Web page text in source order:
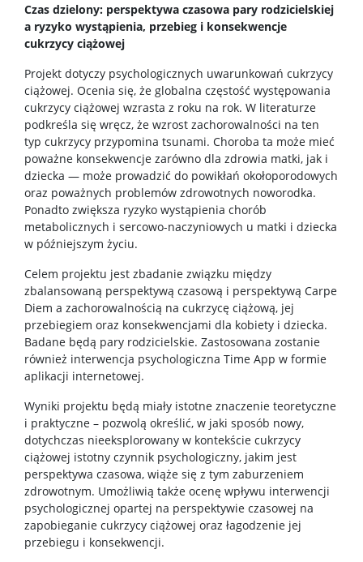
Tutoring dla studentów w spektrum autyzmu
Samorząd studencki i koła naukowe
Psychologiczne Dni Karier 2026
DLA DOKTORANTÓW
Biblioteka
Studia doktorskie w “starym trybie”
Kształcenie doktorantów w “nowym trybie”
DLA PRACOWNIKÓW
NAUKA NA WYDZIALE
Najnowsze publikacje
Czas dzielony: perspektywa czasowa pary rodzicielskiej
a ryzyko wystąpienia, przebieg i konsekwencje
cukrzycy ciążowej
Projekt dotyczy psychologicznych uwarunkowań cukrzycy
ciążowej. Ocenia się, że globalna częstość występowania
cukrzycy ciążowej wzrasta z roku na rok. W literaturze
podkreśla się wręcz, że wzrost zachorowalności na ten
typ cukrzycy przypomina tsunami. Choroba ta może mieć
poważne konsekwencje zarówno dla zdrowia matki, jak i
dziecka — może prowadzić do powikłań okołoporodowych
oraz poważnych problemów zdrowotnych noworodka.
Ponadto zwiększa ryzyko wystąpienia chorób
metabolicznych i sercowo-naczyniowych u matki i dziecka
w późniejszym życiu.
Celem projektu jest zbadanie związku między
zbalansowaną perspektywą czasową i perspektywą Carpe
Diem a zachorowalnością na cukrzycę ciążową, jej
przebiegiem oraz konsekwencjami dla kobiety i dziecka.
Badane będą pary rodzicielskie. Zastosowana zostanie
również interwencja psychologiczna Time App w formie
aplikacji internetowej.
Wyniki projektu będą miały istotne znaczenie teoretyczne
i praktyczne – pozwolą określić, w jaki sposób nowy,
dotychczas nieeksplorowany w kontekście cukrzycy
ciążowej istotny czynnik psychologiczny, jakim jest
perspektywa czasowa, wiąże się z tym zaburzeniem
zdrowotnym. Umożliwią także ocenę wpływu interwencji
psychologicznej opartej na perspektywie czasowej na
zapobieganie cukrzycy ciążowej oraz łagodzenie jej
przebiegu i konsekwencji.